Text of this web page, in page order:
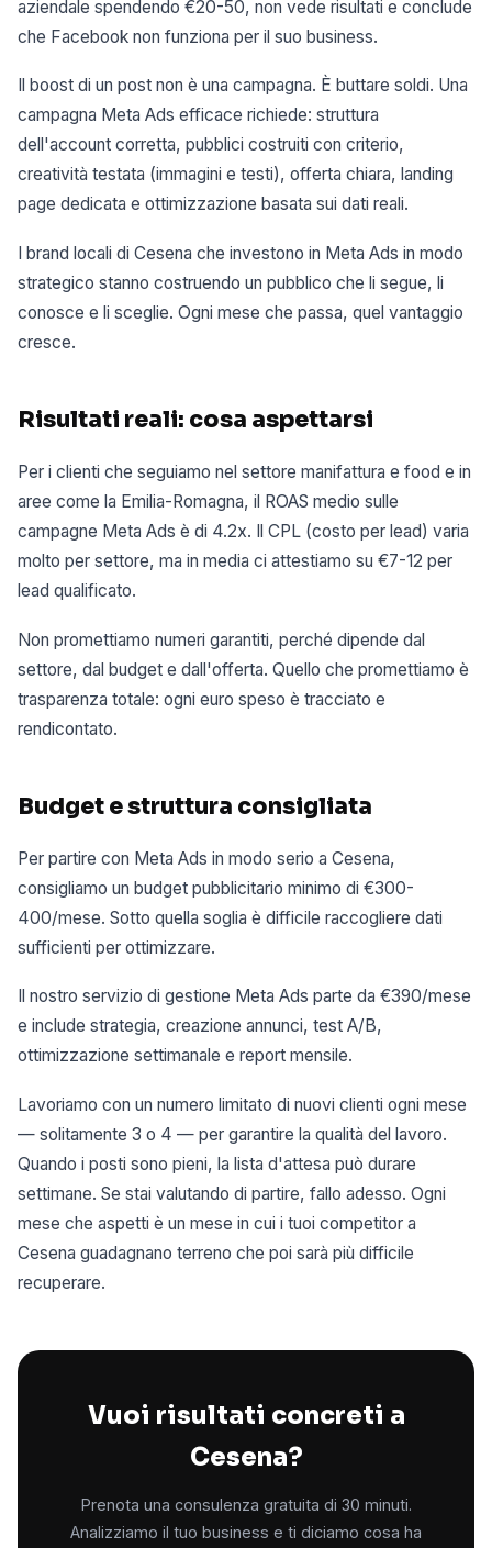
aziendale spendendo €20-50, non vede risultati e conclude
che Facebook non funziona per il suo business.
Il boost di un post non è una campagna. È buttare soldi. Una
campagna Meta Ads efficace richiede: struttura
dell'account corretta, pubblici costruiti con criterio,
creatività testata (immagini e testi), offerta chiara, landing
page dedicata e ottimizzazione basata sui dati reali.
I brand locali di Cesena che investono in Meta Ads in modo
strategico stanno costruendo un pubblico che li segue, li
conosce e li sceglie. Ogni mese che passa, quel vantaggio
cresce.
Risultati reali: cosa aspettarsi
Per i clienti che seguiamo nel settore manifattura e food e in
aree come la Emilia-Romagna, il ROAS medio sulle
campagne Meta Ads è di 4.2x. Il CPL (costo per lead) varia
molto per settore, ma in media ci attestiamo su €7-12 per
lead qualificato.
Non promettiamo numeri garantiti, perché dipende dal
settore, dal budget e dall'offerta. Quello che promettiamo è
trasparenza totale: ogni euro speso è tracciato e
rendicontato.
Budget e struttura consigliata
Per partire con Meta Ads in modo serio a Cesena,
consigliamo un budget pubblicitario minimo di €300-
400/mese. Sotto quella soglia è difficile raccogliere dati
sufficienti per ottimizzare.
Il nostro servizio di gestione Meta Ads parte da €390/mese
e include strategia, creazione annunci, test A/B,
ottimizzazione settimanale e report mensile.
Lavoriamo con un numero limitato di nuovi clienti ogni mese
— solitamente 3 o 4 — per garantire la qualità del lavoro.
Quando i posti sono pieni, la lista d'attesa può durare
settimane. Se stai valutando di partire, fallo adesso. Ogni
mese che aspetti è un mese in cui i tuoi competitor a
Cesena guadagnano terreno che poi sarà più difficile
recuperare.
Vuoi risultati concreti a
Cesena?
Prenota una consulenza gratuita di 30 minuti.
Analizziamo il tuo business e ti diciamo cosa ha